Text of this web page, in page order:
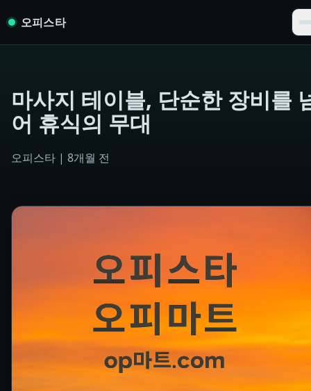
오피스타
마사지 테이블, 단순한 장비를
어 휴식의 무대
오피스타 | 8개월 전